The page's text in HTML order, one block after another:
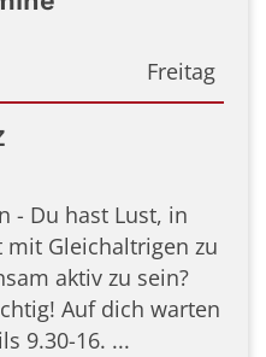
Freitag
- Du hast Lust, in
Gleichaltrigen zu
aktiv zu sein?
Auf dich warten
9.30-16. ...